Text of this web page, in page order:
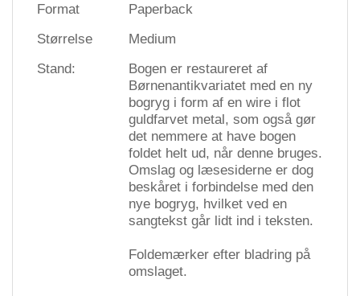
Format
Paperback
Størrelse
Medium
Stand:
Bogen er restaureret af
Børnenantikvariatet med en ny
bogryg i form af en wire i flot
guldfarvet metal, som også gør
det nemmere at have bogen
foldet helt ud, når denne bruges.
Omslag og læsesiderne er dog
beskåret i forbindelse med den
nye bogryg, hvilket ved en
sangtekst går lidt ind i teksten.
Foldemærker efter bladring på
omslaget.